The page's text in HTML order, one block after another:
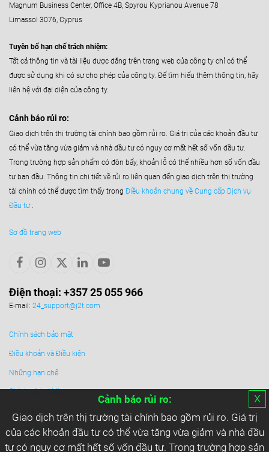
х
Cảnh báo rủi ro:
Giao dịch trên thị trường tài chính bao gồm rủi ro. Giá trị
của các khoản đầu tư có thể vừa tăng vừa giảm và nhà đầu
tư có nguy cơ mất hết số vốn đầu tư. Trong trường hợp sản
Magnum Business Center, Office 4B, Spyrou Kyprianou Avenue 78
Limassol 3076, Cyprus
Tuyên bố hạn chế trách nhiệm:
Tất cả thông tin và tài liệu được đăng trên trang web của công ty chỉ có thể
được sử dụng khi có sự cho phép của công ty. Để tìm hiểu thêm thông tin, hãy
liên hệ với đại diện của công ty.
Cảnh báo rủi ro:
Giao dịch trên thị trường tài chính bao gồm rủi ro. Giá trị của các khoản đầu tư
có thể vừa tăng vừa giảm và nhà đầu tư có nguy cơ mất hết số vốn đầu tư.
Trong trường hợp sản phẩm có đòn bẩy, khoản lỗ có thể nhiều hơn số vốn đầu
tư ban đầu. Thông tin chi tiết về rủi ro liên quan đến giao dịch trên thị trường
tài chính có thể được tìm thấy trong Điều khoản chung về Cung cấp Dịch vụ
Đầu tư
Sơ đồ trang web
Điện thoại: +357 25 055 966
E-mail: 24_support@j2t.com
Chính sách bảo mật
Điều khoản và Điều kiện
Những hạn chế
Chính sách AML
Liên hệ với chúng tôi
Blog